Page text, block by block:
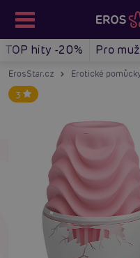
TOP hity -20% Pro
ErosStar.cz Erotické
3